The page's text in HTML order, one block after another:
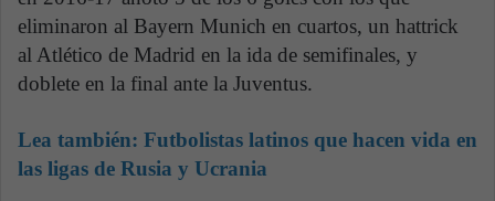
eliminaron al Bayern Munich en cuartos, un hattrick
al Atlético de Madrid en la ida de semifinales, y
doblete en la final ante la Juventus.
Lea también: Futbolistas latinos que hacen vida en
las ligas de Rusia y Ucrania